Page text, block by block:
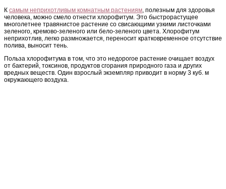
К самым неприхотливым комнатным растениям , полезным для здоровья
человека, можно смело отнести хлорофитум. Это быстрорастущее
многолетнее травянистое растение со свисающими узкими листочками
зеленого, кремово-зеленого или бело-зеленого цвета. Хлорофитум
неприхотлив, легко размножается, переносит кратковременное отсутствие
полива, выносит тень.
Польза хлорофитума в том, что это недорогое растение очищает воздух
от бактерий, токсинов, продуктов сгорания природного газа и других
вредных веществ. Один взрослый экземпляр приводит в норму 3 куб. м
окружающего воздуха.